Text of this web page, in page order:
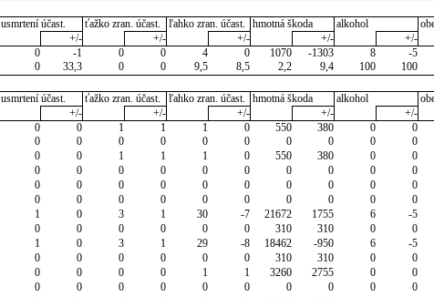
usmrtení účast. ťažko zran. účast. ľahko zran. účast. hmotná škoda alkohol
+/- +/- +/- +/- +/-
0 -1 0 0 4 0 1070 -1303 8 -5
0 33,3 0 0 9,5 8,5 2,2 9,4 100 100
usmrtení účast. ťažko zran. účast. ľahko zran. účast. hmotná škoda alkohol
+/- +/- +/- +/- +/-
0 0 1 1 1 0 550 380 0 0
0 0 0 0 0 0 0 0 0 0
0 0 1 1 1 0 550 380 0 0
0 0 0 0 0 0 0 0 0 0
0 0 0 0 0 0 0 0 0 0
0 0 0 0 0 0 0 0 0 0
1 0 3 1 30 -7 21672 1755 6 -5
0 0 0 0 0 0 310 310 0 0
1 0 3 1 29 -8 18462 -950 6 -5
0 0 0 0 0 0 310 310 0 0
0 0 0 0 1 1 3260 2755 0 0
0 0 0 0 0 0 0 0 0 0